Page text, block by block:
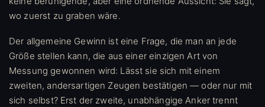
wo zuerst zu graben wäre.
Der allgemeine Gewinn ist eine Frage, die man an jede
Größe stellen kann, die aus einer einzigen Art von
Messung gewonnen wird: Lässt sie sich mit einem
zweiten, andersartigen Zeugen bestätigen — oder nur mit
sich selbst? Erst der zweite, unabhängige Anker trennt